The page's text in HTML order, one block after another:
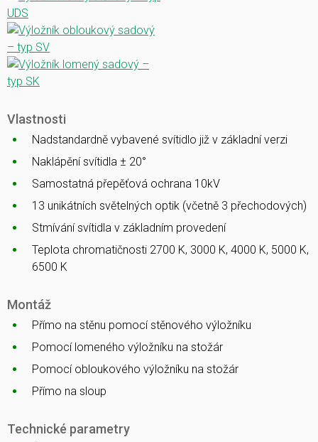
Vlastnosti
Nadstandardně vybavené svítidlo již v základní verzi
Naklápění svítidla ± 20°
Samostatná přepěťová ochrana 10kV
13 unikátních světelných optik (včetně 3 přechodových)
Stmívání svítidla v základním provedení
Teplota chromatičnosti 2700 K, 3000 K, 4000 K, 5000 K,
6500 K
Montáž
Přímo na stěnu pomocí stěnového výložníku
Pomocí lomeného výložníku na stožár
Pomocí obloukového výložníku na stožár
Přímo na sloup
Technické parametry